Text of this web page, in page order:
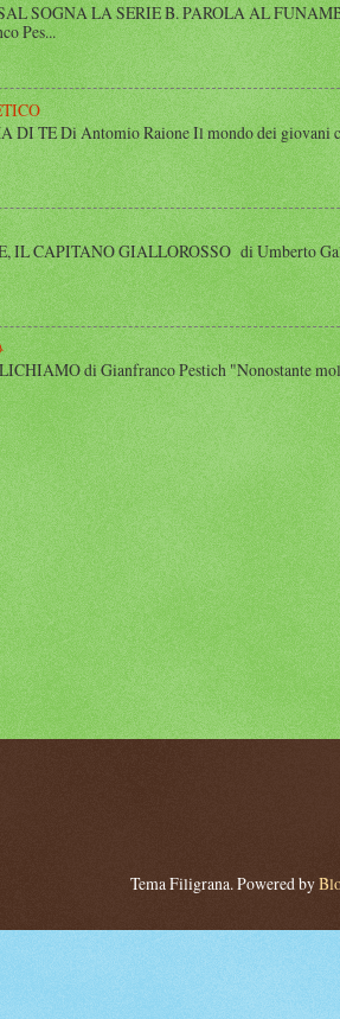
SOGNA LA SERIE B. PAROLA AL
Pes...
DI TE Di Antomio Raione Il mondo dei
IL CAPITANO GIALLOROSSO di Umberto
di Gianfranco Pestich "Nonostante
Tema Filigrana. Powered by